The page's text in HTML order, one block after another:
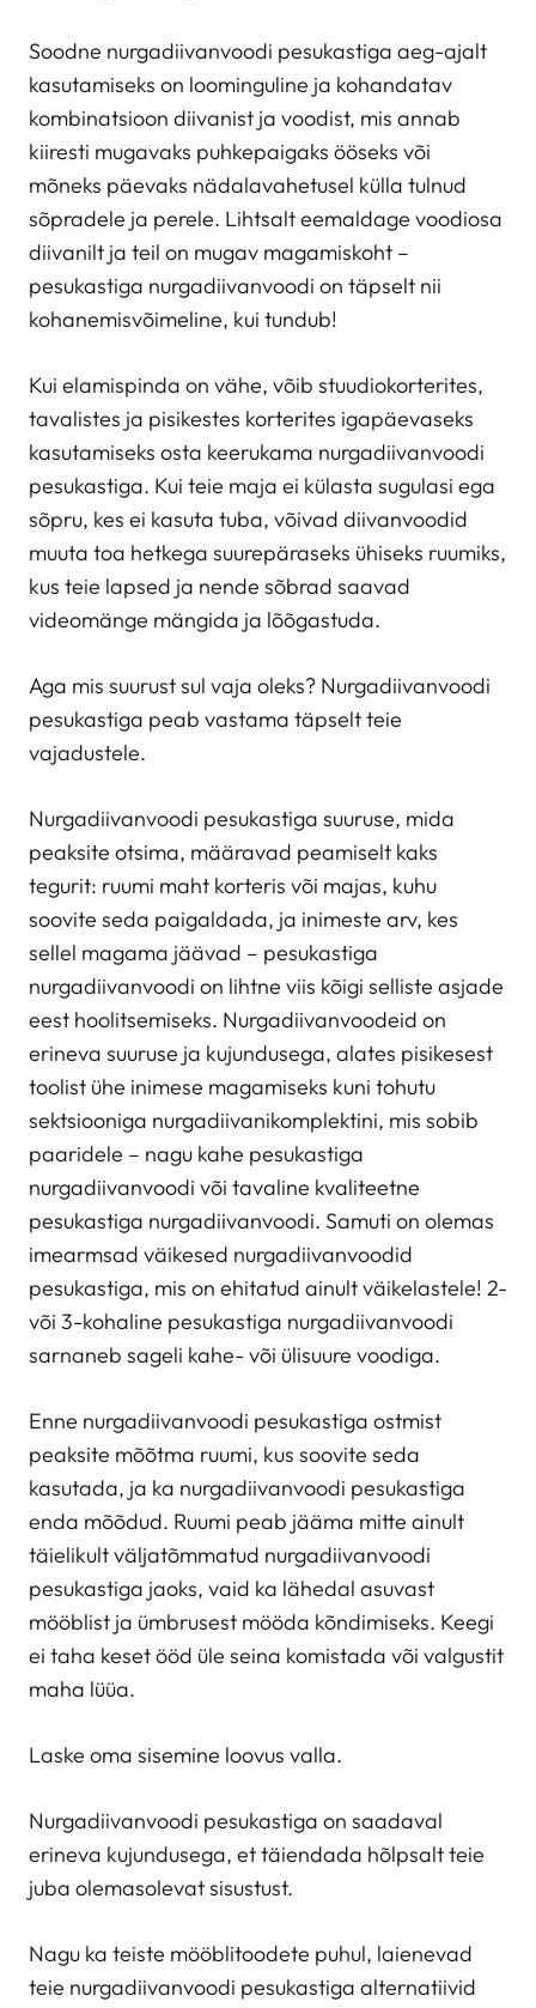
Soodne nurgadiivanvoodi pesukastiga aeg-ajalt
kasutamiseks on loominguline ja kohandatav
kombinatsioon diivanist ja voodist, mis annab
kiiresti mugavaks puhkepaigaks ööseks või
mõneks päevaks nädalavahetusel külla tulnud
sõpradele ja perele. Lihtsalt eemaldage voodiosa
diivanilt ja teil on mugav magamiskoht –
pesukastiga nurgadiivanvoodi on täpselt nii
kohanemisvõimeline, kui tundub!
Kui elamispinda on vähe, võib stuudiokorterites,
tavalistes ja pisikestes korterites igapäevaseks
kasutamiseks osta keerukama nurgadiivanvoodi
pesukastiga. Kui teie maja ei külasta sugulasi ega
sõpru, kes ei kasuta tuba, võivad diivanvoodid
muuta toa hetkega suurepäraseks ühiseks ruumiks,
kus teie lapsed ja nende sõbrad saavad
videomänge mängida ja lõõgastuda.
Aga mis suurust sul vaja oleks? Nurgadiivanvoodi
pesukastiga peab vastama täpselt teie
vajadustele.
Nurgadiivanvoodi pesukastiga suuruse, mida
peaksite otsima, määravad peamiselt kaks
tegurit: ruumi maht korteris või majas, kuhu
soovite seda paigaldada, ja inimeste arv, kes
sellel magama jäävad – pesukastiga
nurgadiivanvoodi on lihtne viis kõigi selliste asjade
eest hoolitsemiseks. Nurgadiivanvoodeid on
erineva suuruse ja kujundusega, alates pisikesest
toolist ühe inimese magamiseks kuni tohutu
sektsiooniga nurgadiivanikomplektini, mis sobib
paaridele – nagu kahe pesukastiga
nurgadiivanvoodi või tavaline kvaliteetne
pesukastiga nurgadiivanvoodi. Samuti on olemas
imearmsad väikesed nurgadiivanvoodid
pesukastiga, mis on ehitatud ainult väikelastele! 2-
või 3-kohaline pesukastiga nurgadiivanvoodi
sarnaneb sageli kahe- või ülisuure voodiga.
Enne nurgadiivanvoodi pesukastiga ostmist
peaksite mõõtma ruumi, kus soovite seda
kasutada, ja ka nurgadiivanvoodi pesukastiga
enda mõõdud. Ruumi peab jääma mitte ainult
täielikult väljatõmmatud nurgadiivanvoodi
pesukastiga jaoks, vaid ka lähedal asuvast
mööblist ja ümbrusest mööda kõndimiseks. Keegi
ei taha keset ööd üle seina komistada või valgustit
maha lüüa.
Laske oma sisemine loovus valla.
Nurgadiivanvoodi pesukastiga on saadaval
erineva kujundusega, et täiendada hõlpsalt teie
juba olemasolevat sisustust.
Nagu ka teiste mööblitoodete puhul, laienevad
teie nurgadiivanvoodi pesukastiga alternatiivid